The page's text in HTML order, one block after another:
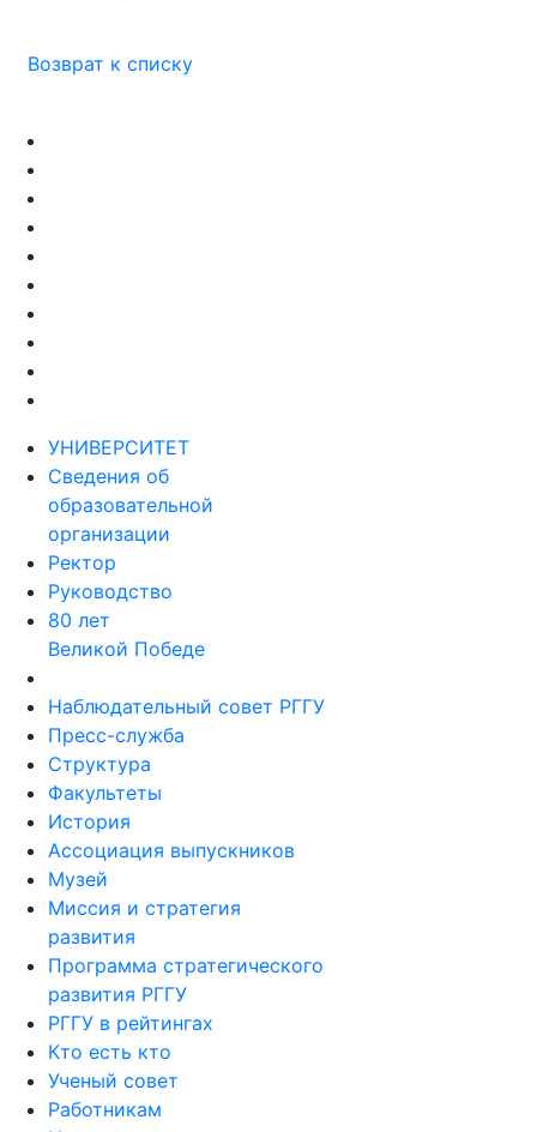
Возврат к списку
УНИВЕРСИТЕТ
Сведения об
образовательной
организации
Ректор
Руководство
80 лет
Великой Победе
Наблюдательный совет РГГУ
Пресс-служба
Структура
Факультеты
История
Ассоциация выпускников
Музей
Миссия и стратегия
развития
Программа стратегического
развития РГГУ
РГГУ в рейтингах
Кто есть кто
Ученый совет
Работникам